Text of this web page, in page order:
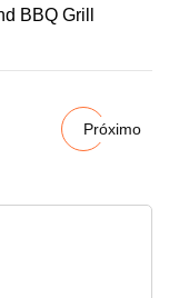
Próximo